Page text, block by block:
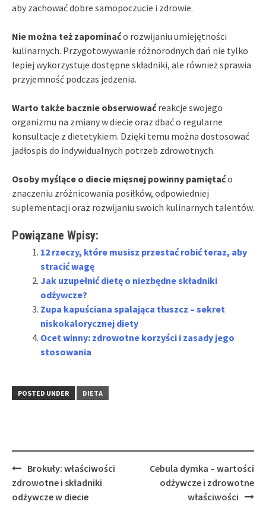
aby zachować dobre samopoczucie i zdrowie.
Nie można też zapominaćo rozwijaniu umiejętności
kulinarnych. Przygotowywanie różnorodnych dań nie tylko
lepiej wykorzystuje dostępne składniki, ale również sprawia
przyjemność podczas jedzenia.
Warto także bacznie obserwowaćreakcje swojego
organizmu na zmiany w diecie oraz dbać o regularne
konsultacje z dietetykiem. Dzięki temu można dostosować
jadłospis do indywidualnych potrzeb zdrowotnych.
Osoby myślące o diecie mięsnej powinny pamiętaćo
znaczeniu zróżnicowania posiłków, odpowiedniej
suplementacji oraz rozwijaniu swoich kulinarnych talentów.
Powiązane Wpisy:
12 rzeczy, które musisz przestać robić teraz, aby
stracić wagę
Jak uzupełnić dietę o niezbędne składniki
odżywcze?
Zupa kapuściana spalająca tłuszcz – sekret
niskokalorycznej diety
Ocet winny: zdrowotne korzyści i zasady jego
stosowania
POSTED UNDER DIETA
Post
navigation
Brokuły: właściwości
zdrowotne i składniki
odżywcze w diecie
Cebula dymka – wartości
odżywcze i zdrowotne
właściwości